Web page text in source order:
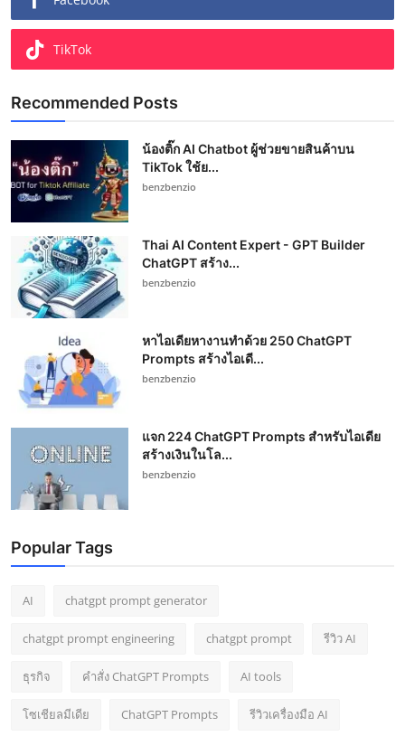
TikTok
Recommended Posts
น้องติ๊ก AI Chatbot ผู้ช่วยขายสินค้าบน
TikTok ใช้ย...
benzbenzio
Thai AI Content Expert - GPT Builder
ChatGPT สร้าง...
benzbenzio
หาไอเดียหางานทำด้วย 250 ChatGPT
Prompts สร้างไอเดี...
benzbenzio
แจก 224 ChatGPT Prompts สำหรับไอเดีย
สร้างเงินในโล...
benzbenzio
Popular Tags
AI chatgpt prompt generator
chatgpt prompt engineering chatgpt prompt รีวิว AI
ธุรกิจ คำสั่ง ChatGPT Prompts AI tools
โซเชียลมีเดีย ChatGPT Prompts รีวิวเครื่องมือ AI